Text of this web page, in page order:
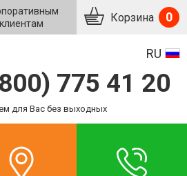
клиентам
Корзина 0
RU
775 41 20
для Вас без выходных